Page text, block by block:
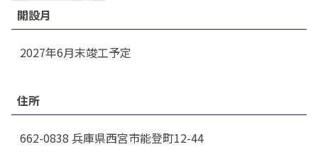
開設月
2027年6月末竣工予定
住所
662-0838 兵庫県西宮市能登町12-44